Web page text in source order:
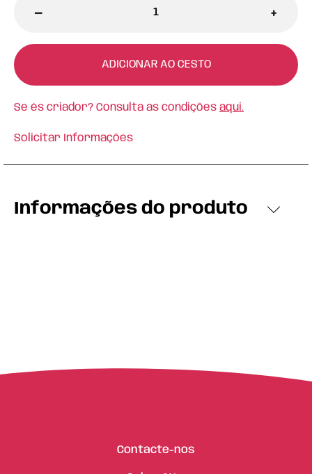
- +
ADICIONAR AO CESTO
Se és criador? Consulta as condições aqui.
Solicitar Informações
Informações do produto
Contacte-nos